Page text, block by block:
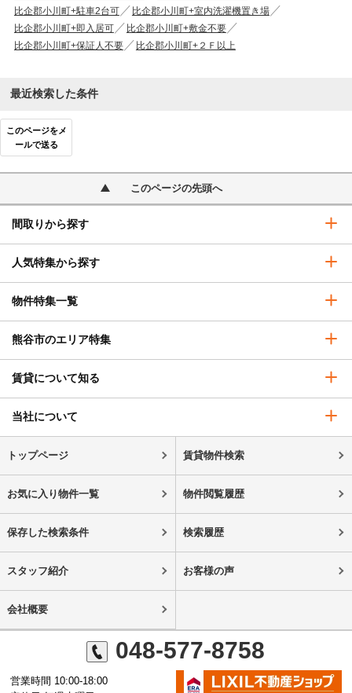
比企郡小川町+駐車2台可
比企郡小川町+室内洗濯機置き場
比企郡小川町+即入居可
比企郡小川町+敷金不要
比企郡小川町+保証人不要
比企郡小川町+２Ｆ以上
最近検索した条件
このページをメ
ールで送る
このページの先頭へ
間取りから探す
人気特集から探す
物件特集一覧
熊谷市のエリア特集
賃貸について知る
当社について
トップページ 賃貸物件検索
お気に入り物件一覧 物件閲覧履歴
保存した検索条件 検索履歴
スタッフ紹介 お客様の声
会社概要
048-577-8758
営業時間 10:00-18:00